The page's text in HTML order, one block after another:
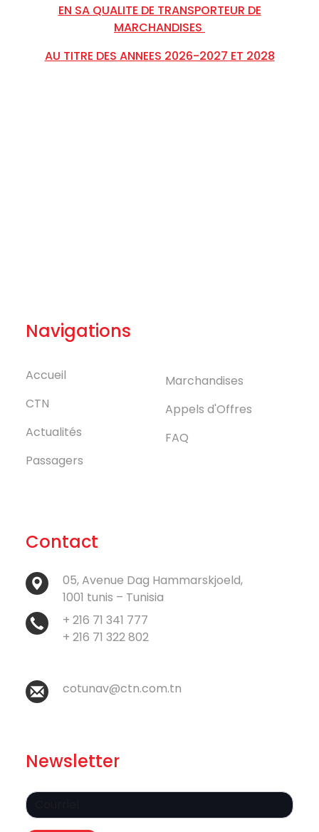
EN SA QUALITE DE TRANSPORTEUR DE
MARCHANDISES
AU TITRE DES ANNEES 2026-2027 ET 2028
Navigations
Accueil
CTN
Actualités
Passagers
Marchandises
Appels d'Offres
FAQ
Contact
05, Avenue Dag Hammarskjoeld,
1001 tunis – Tunisia
+ 216 71 341 777
+ 216 71 322 802
cotunav@ctn.com.tn
Newsletter